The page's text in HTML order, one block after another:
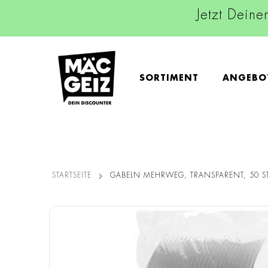
Jetzt
SORTIMENT
STARTSEITE GABELN MEHRWEG, TRANSPARENT, 50
Zum